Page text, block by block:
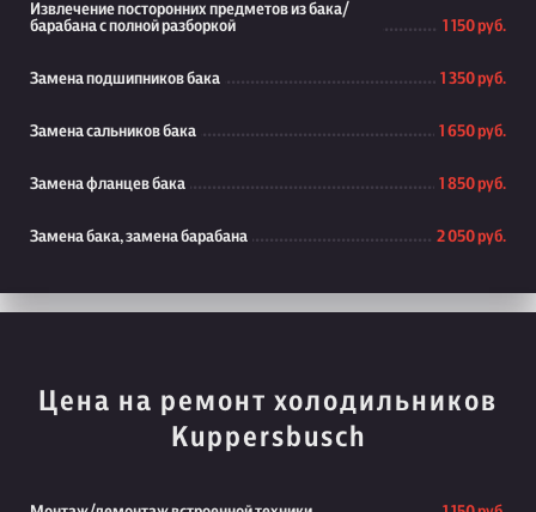
Извлечение посторонних предметов из бака/
барабана с полной разборкой
1 150 руб.
Замена подшипников бака 1 350 руб.
Замена сальников бака 1 650 руб.
Замена фланцев бака 1 850 руб.
Замена бака, замена барабана 2 050 руб.
Цена на ремонт холодильников
Kuppersbusch